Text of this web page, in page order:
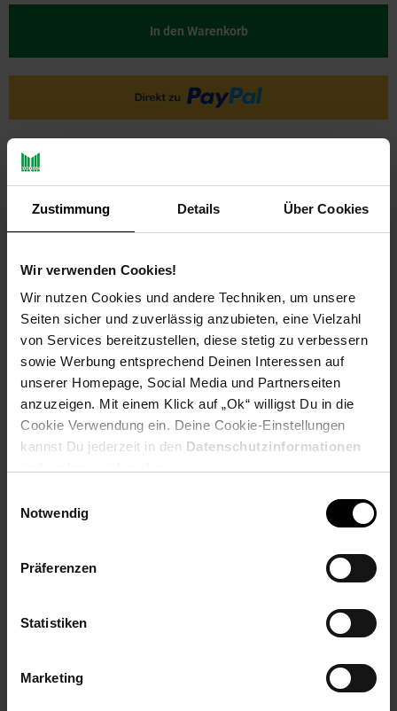
Zustimmung Details Über Cookies
Wir verwenden Cookies!
Wir nutzen Cookies und andere Techniken, um unsere
Seiten sicher und zuverlässig anzubieten, eine Vielzahl
von Services bereitzustellen, diese stetig zu verbessern
sowie Werbung entsprechend Deinen Interessen auf
unserer Homepage, Social Media und Partnerseiten
anzuzeigen. Mit einem Klick auf „Ok“ willigst Du in die
Cookie Verwendung ein. Deine Cookie-Einstellungen
kannst Du jederzeit in den Datenschutzinformationen
Notwendig
Präferenzen
Statistiken
Marketing
In den Warenkorb
Ja, ich möchte ein Altgerät abgeben.
PAYBACK
Payback Punkte Basis°Punkte:
31
Extra°Punkte:
0
Produktbeschreibung
Epson 405XL Koffer Druckerpatrone Schwarz eignet sich
Geschäftsdokumente. Dank Pigmenttinte sind gedruckte
Dokumente wasser- und schmutzabweisend sowie
Artikelnummer: 3093886000
Druckerpatronen